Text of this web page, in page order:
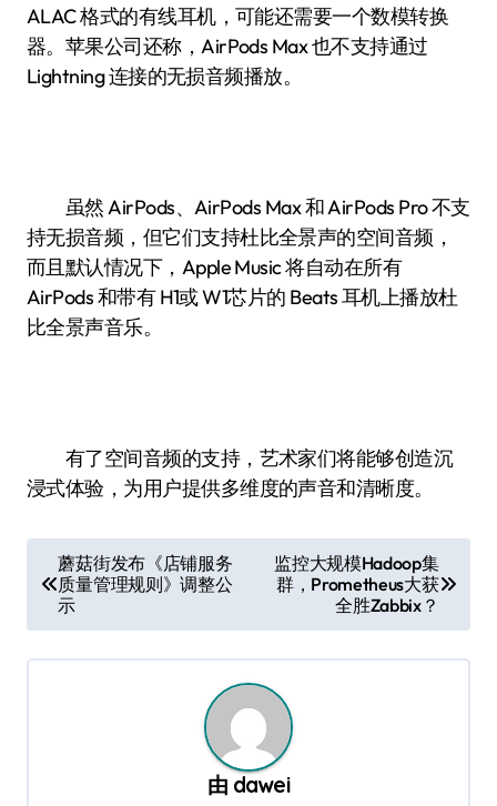
ALAC 格式的有线耳机，可能还需要一个数模转换
器。苹果公司还称，AirPods Max 也不支持通过
Lightning 连接的无损音频播放。
虽然 AirPods、AirPods Max 和 AirPods Pro 不支
持无损音频，但它们支持杜比全景声的空间音频，
而且默认情况下，Apple Music 将自动在所有
AirPods 和带有 H1或 W1芯片的 Beats 耳机上播放杜
比全景声音乐。
有了空间音频的支持，艺术家们将能够创造沉
浸式体验，为用户提供多维度的声音和清晰度。
章
导
航
蘑菇街发布《店铺服务
质量管理规则》调整公
示
监控大规模Hadoop集
群，Prometheus大获
全胜Zabbix？
由 dawei